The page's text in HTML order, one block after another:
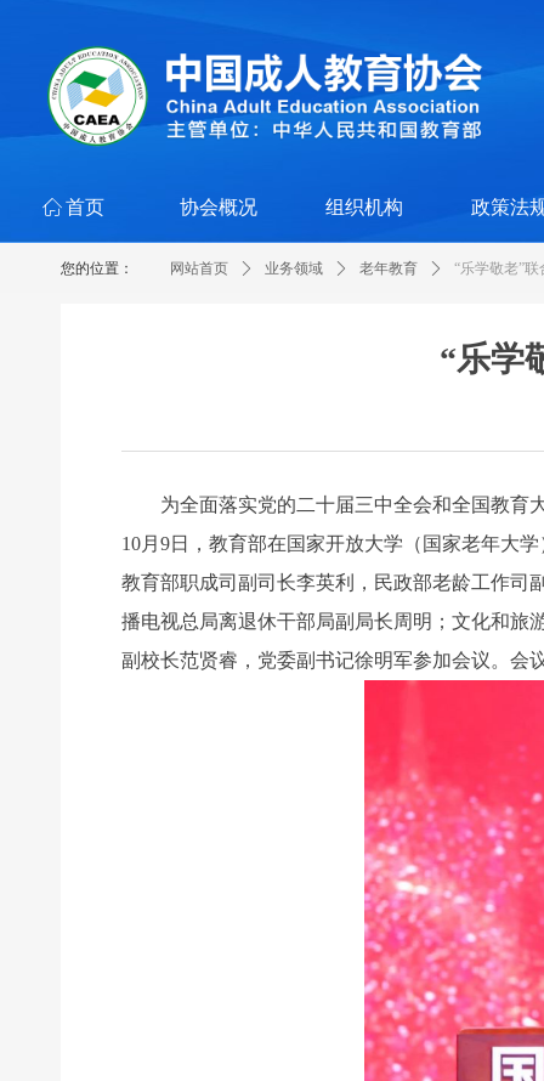
ꀇ 首页 协会概况 组织机构 政策法
网站首页 ꄲ 业务领域 ꄲ 老年教育 ꄲ “乐学敬老”
您的位置：
“乐学
为全面落实党的二十届三中全会和全国教育大
10月9日，教育部在国家开放大学（国家老年大
教育部职成司副司长李英利，民政部老龄工作司
播电视总局离退休干部局副局长周明；文化和旅
副校长范贤睿，党委副书记徐明军参加会议。会